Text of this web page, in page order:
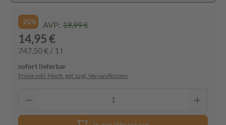
-25% AVP: 19,99 €
14,95 €
747,50 € / 1 l
sofort lieferbar
Preise inkl. MwSt. ggf. zzgl. Versandkosten